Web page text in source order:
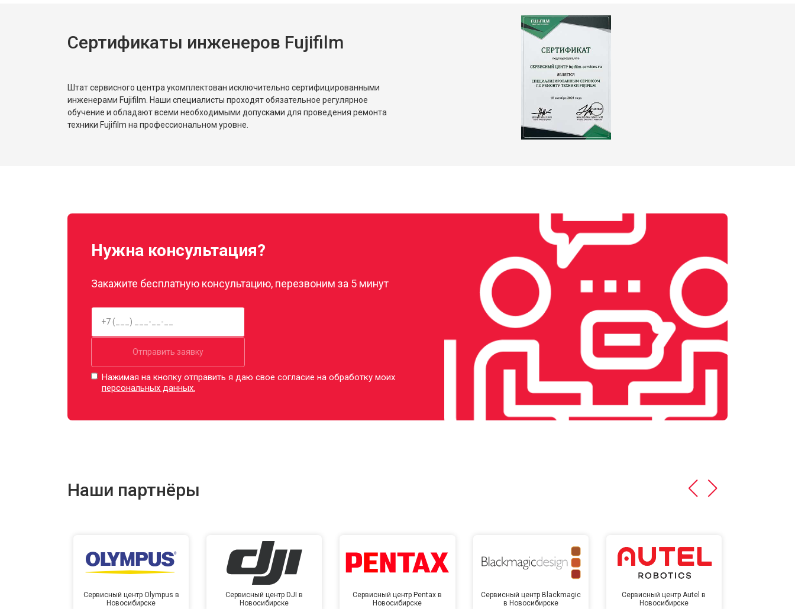
Сертификаты инженеров Fujifilm
Штат сервисного центра укомплектован исключительно сертифицированными
инженерами Fujifilm. Наши специалисты проходят обязательное регулярное
обучение и обладают всеми необходимыми допусками для проведения ремонта
техники Fujifilm на профессиональном уровне.
Нужна консультация?
Закажите бесплатную консультацию, перезвоним за 5 минут
Отправить заявку
Нажимая на кнопку отправить я даю свое согласие на обработку моих
персональных данных.
Наши партнёры
Сервисный центр Olympus в
Новосибирске
Сервисный центр DJI в
Новосибирске
Сервисный центр Pentax в
Новосибирске
Сервисный центр Blackmagic
в Новосибирске
Сервисный центр Autel в
Новосибирске